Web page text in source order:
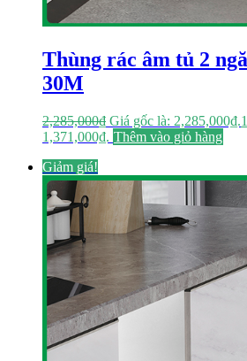
Thùng rác âm tủ 2
30M
2,285,000₫ Giá gốc là: 2,285,000₫.
1,371,000₫. Thêm vào giỏ hàng
Giảm giá!